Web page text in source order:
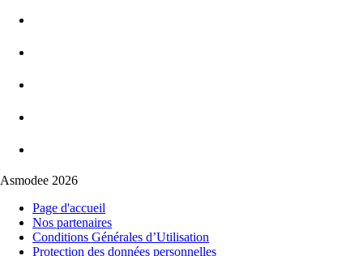
Asmodee 2026
Page d'accueil
Nos partenaires
Conditions Générales d’Utilisation
Protection des données personnelles